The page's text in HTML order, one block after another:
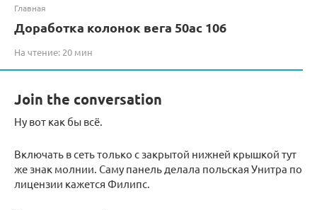
Главная
Доработка колонок вега 50ас 106
На чтение: 20 мин
Join the conversation
Ну вот как бы всё.
Включать в сеть только с закрытой нижней крышкой тут
же знак молнии. Саму панель делала польская Унитра по
лицензии кажется Филипс.